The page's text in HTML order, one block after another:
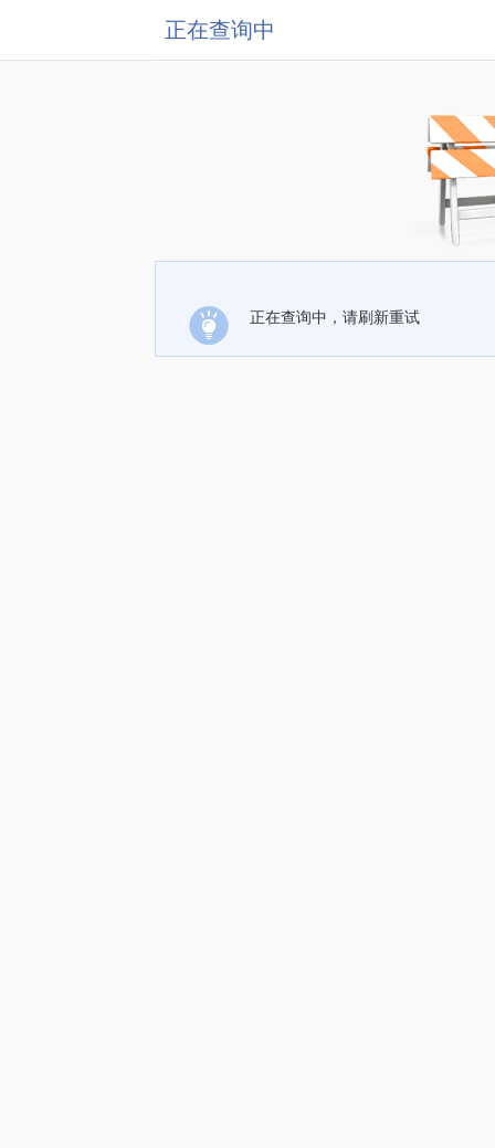
正在查询中
正在查询中，请刷新重试